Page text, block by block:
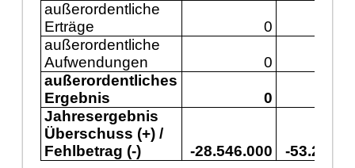
außerordentliche
Erträge
0
außerordentliche
Aufwendungen
0
außerordentliches
Ergebnis
0
Jahresergebnis
Überschuss (+) /
Fehlbetrag (-)
-28.546.000 -